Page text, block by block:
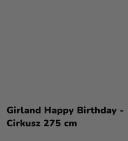
Girland Happy Birthday -
Cirkusz 275 cm